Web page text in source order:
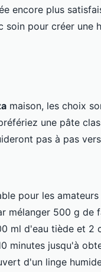
encore plus
pour créer une
maison, les choix
une pâte
pas à pas
pour les
mélanger 500 g de
ml d'eau tiède et 2
minutes jusqu'à
d'un linge